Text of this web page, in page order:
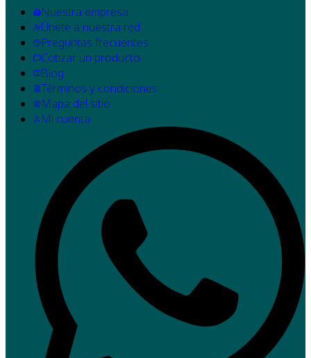
Nuestra empresa
Únete a nuestra red
Preguntas frecuentes
Cotizar un producto
Blog
Términos y condiciones
Mapa del sitio
Mi cuenta